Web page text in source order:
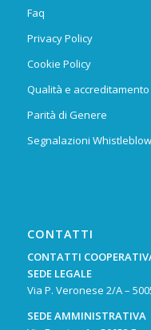
Faq
Privacy Policy
Cookie Policy
Qualità e accreditamento
Parità di Genere
Segnalazioni
CONTATTI
CONTATTI
SEDE LEGALE
Via P. Veronese 2/A –
SEDE AMMINISTRATIVA